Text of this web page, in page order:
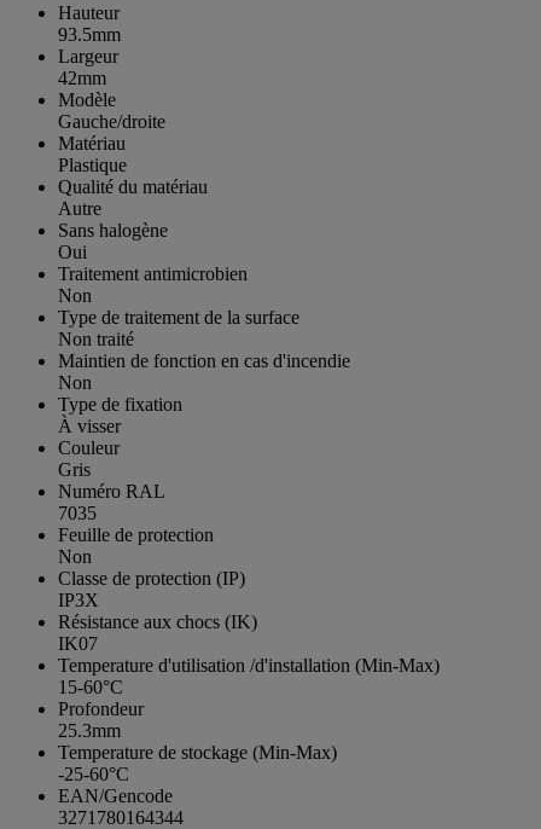
Hauteur
93.5mm
Largeur
42mm
Modèle
Gauche/droite
Matériau
Plastique
Qualité du matériau
Autre
Sans halogène
Oui
Traitement antimicrobien
Non
Type de traitement de la surface
Non traité
Maintien de fonction en cas d'incendie
Non
Type de fixation
À visser
Couleur
Gris
Numéro RAL
7035
Feuille de protection
Non
Classe de protection (IP)
IP3X
Résistance aux chocs (IK)
IK07
Temperature d'utilisation /d'installation (Min-Max)
15-60°C
Profondeur
25.3mm
Temperature de stockage (Min-Max)
-25-60°C
EAN/Gencode
3271780164344